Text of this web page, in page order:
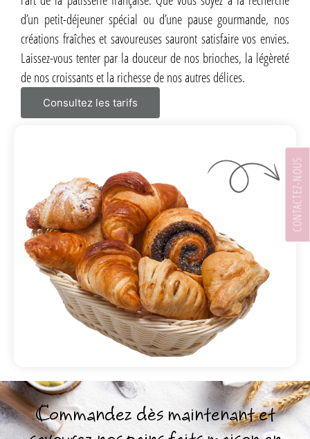
d’un petit-déjeuner spécial ou d’une pause gourmande, nos
créations fraîches et savoureuses sauront satisfaire vos envies.
Laissez-vous tenter par la douceur de nos brioches, la légèreté
de nos croissants et la richesse de nos autres délices.
Consultez les tarifs
Commandez dès maintenant et
CONTACTEZ-NOUS